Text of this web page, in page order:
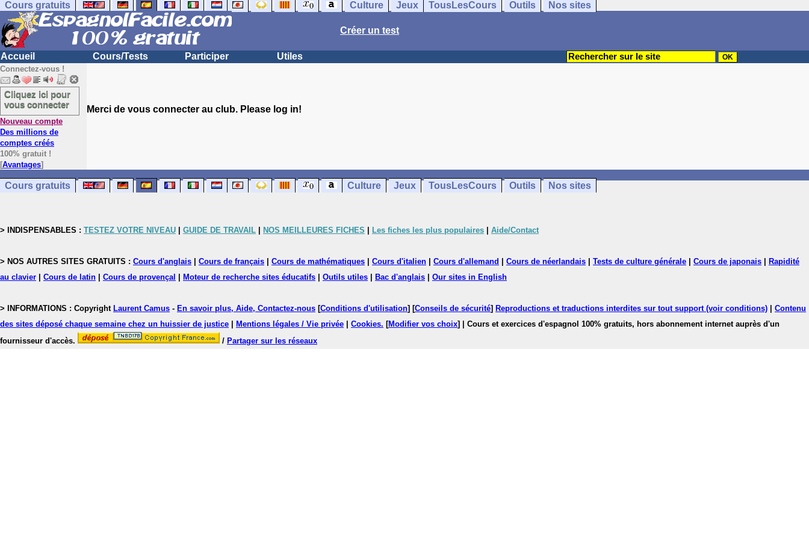
Cours gratuits Culture Jeux TousLesCours Outils Nos sites
Créer un test
Accueil Cours/Tests Participer Utiles
Connectez-vous !
Cliquez ici pour
vous connecter
Nouveau compte
Des millions de
comptes créés
100% gratuit !
[Avantages]
Merci de vous connecter au club. Please log in!
Cours gratuits Culture Jeux TousLesCours Outils Nos sites
> INDISPENSABLES : TESTEZ VOTRE NIVEAU GUIDE DE TRAVAIL NOS MEILLEURES FICHES Les fiches les plus populaires Aide/Contact
> NOS AUTRES SITES GRATUITS : Cours d'anglais Cours de français Cours de mathématiques Cours d'italien Cours d'allemand Cours de néerlandais Tests de culture générale Cours de japonais
Rapidité
au clavier
Cours de latin Cours de provençal Moteur de recherche sites éducatifs Outils utiles Bac d'anglais Our sites in English
> INFORMATIONS : Copyright Laurent Camus - En savoir plus, Aide, Contactez-nous [Conditions d'utilisation] [Conseils de sécurité] Reproductions et traductions interdites sur tout support (voir conditions)
Contenu
des sites déposé chaque semaine chez un huissier de justice
Mentions légales / Vie privée Cookies. [Modifier vos choix]
| Cours et exercices d'espagnol 100% gratuits, hors abonnement internet auprès d'un
fournisseur d'accès.
/ Partager sur les réseaux